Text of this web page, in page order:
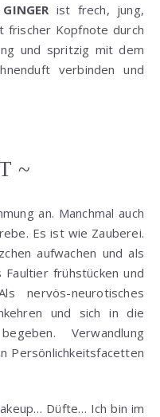
ist frech, jung,
frischer Kopfnote durch
und spritzig mit dem
verbinden und
~
an. Manchmal auch
Es ist wie Zauberei.
aufwachen und als
frühstücken und
nervös-neurotisches
und sich in die
Verwandlung
Persönlichkeitsfacetten
Düfte… Ich bin im